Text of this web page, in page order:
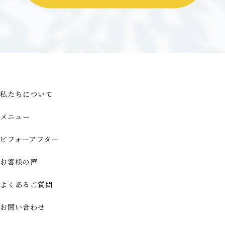
私たちについて
メニュー
ビフォーアフター
お客様の声
よくあるご質問
お問い合わせ